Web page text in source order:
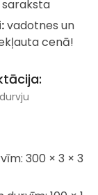
saraksta
vadotnes un
cenā!
300 × 3 × 3